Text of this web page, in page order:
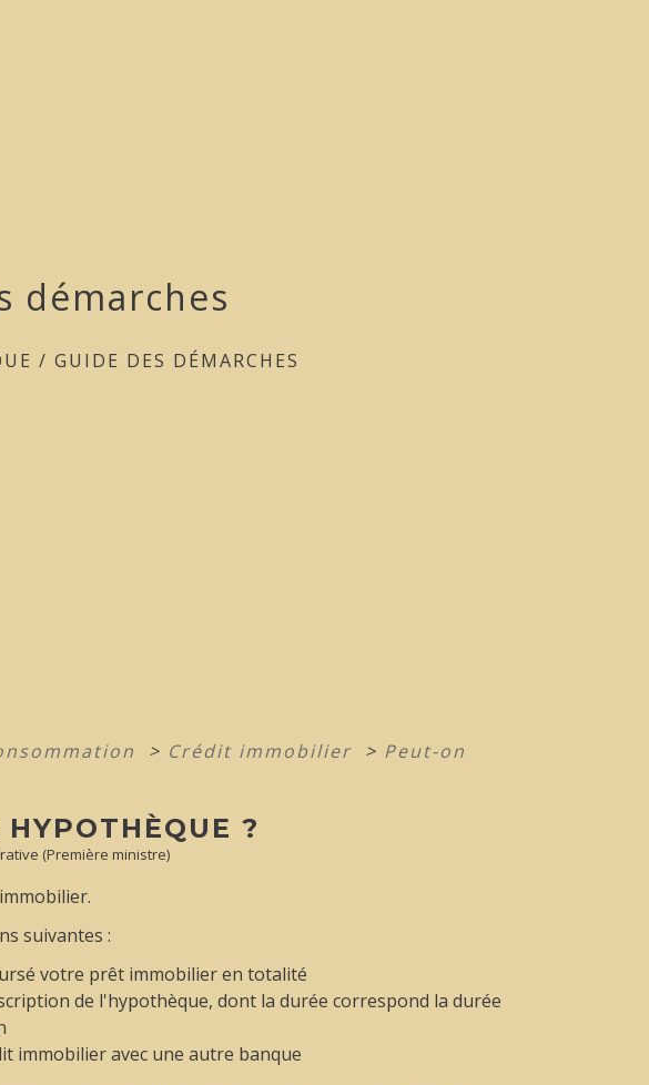
démarches
/GUIDE DES DÉMARCHES
> Crédit immobilier > Peut-on
?
(Première ministre)
suivantes :
votre prêt immobilier en totalité
de l'hypothèque, dont la durée correspond la durée
immobilier avec une autre banque